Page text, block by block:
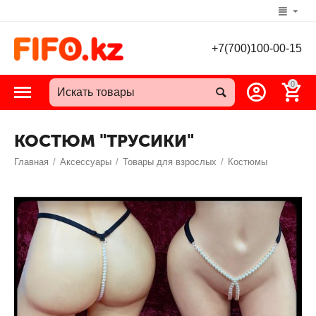
+7(700)100-00-15
0
КОСТЮМ "ТРУСИКИ"
Главная / Аксессуары / Товары для взрослых / Костюмы